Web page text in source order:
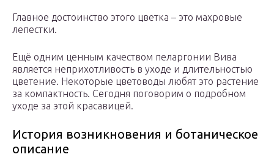
Главное достоинство этого цветка – это махровые
лепестки.
Ещё одним ценным качеством пеларгонии Вива
является неприхотливость в уходе и длительностью
цветение. Некоторые цветоводы любят это растение
за компактность. Сегодня поговорим о подробном
уходе за этой красавицей.
История возникновения и ботаническое
описание